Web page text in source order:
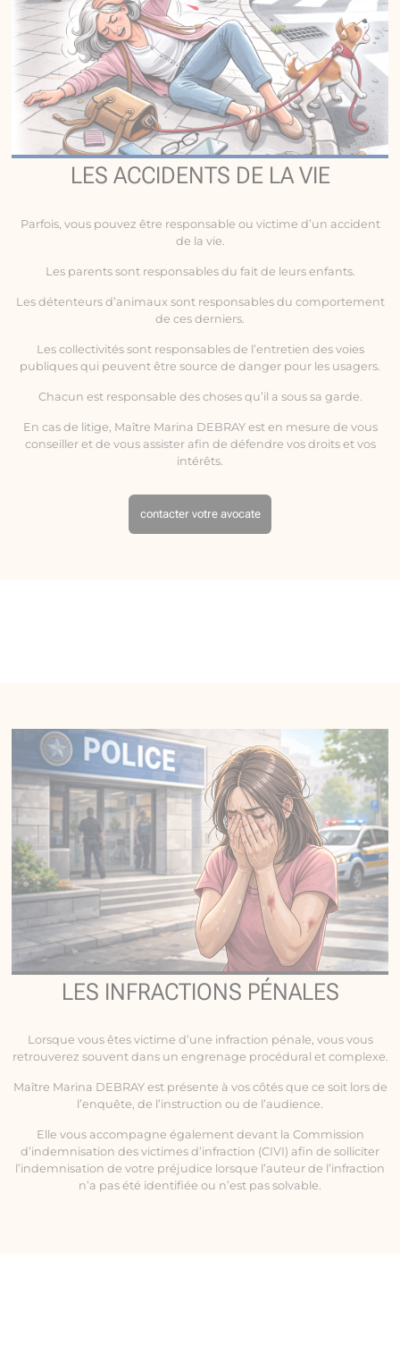
LES ACCIDENTS DE LA VIE
Parfois, vous pouvez être responsable ou victime d’un accident
de la vie
Les parents sont responsables du fait de leurs enfants.
Les détenteurs d’animaux sont responsables du comportement
de ces derniers.
Les collectivités sont responsables de l’entretien des voies
publiques qui peuvent être source de danger pour les usagers.
Chacun est responsable des choses qu’il a sous sa garde.
En cas de litige, Maître Marina DEBRAY est en mesure de vous
conseiller et de vous assister afin de défendre vos droits et vos
intérêts.
contacter votre avocate
LES INFRACTIONS PÉNALES
Lorsque vous êtes victime d’une infraction pénale, vous vous
retrouverez souvent dans un engrenage procédural et complexe.
Maître Marina DEBRAY est présente à vos côtés que ce soit lors de
l’enquête, de l’instruction ou de l’audience.
Elle vous accompagne également devant la Commission
d’indemnisation des victimes d’infraction (CIVI) afin de solliciter
l’indemnisation de votre préjudice lorsque l’auteur de l’infraction
n’a pas été identifiée ou n’est pas solvable.